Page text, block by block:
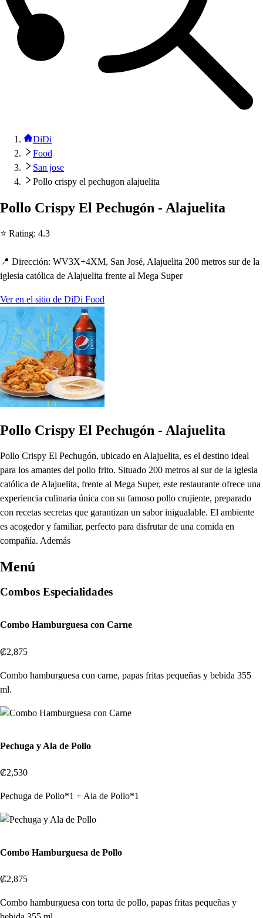
DiDi
Food
San jose
Pollo crispy el pechugon alajuelita
Pollo Crispy El Pechugón - Alajuelita
⭐ Rating: 4.3
📍 Dirección: WV3X+4XM, San José, Alajuelita 200 metros sur de la
iglesia católica de Alajuelita frente al Mega Super
Ver en el sitio de DiDi Food
Pollo Crispy El Pechugón - Alajuelita
Pollo Crispy El Pechugón, ubicado en Alajuelita, es el destino ideal
para los amantes del pollo frito. Situado 200 metros al sur de la iglesia
católica de Alajuelita, frente al Mega Super, este restaurante ofrece una
experiencia culinaria única con su famoso pollo crujiente, preparado
con recetas secretas que garantizan un sabor inigualable. El ambiente
es acogedor y familiar, perfecto para disfrutar de una comida en
compañía. Además
Menú
Combos Especialidades
Combo Hamburguesa con Carne
₡2,875
Combo hamburguesa con carne, papas fritas pequeñas y bebida 355
ml.
Pechuga y Ala de Pollo
₡2,530
Pechuga de Pollo*1 + Ala de Pollo*1
Combo Hamburguesa de Pollo
₡2,875
Combo hamburguesa con torta de pollo, papas fritas pequeñas y